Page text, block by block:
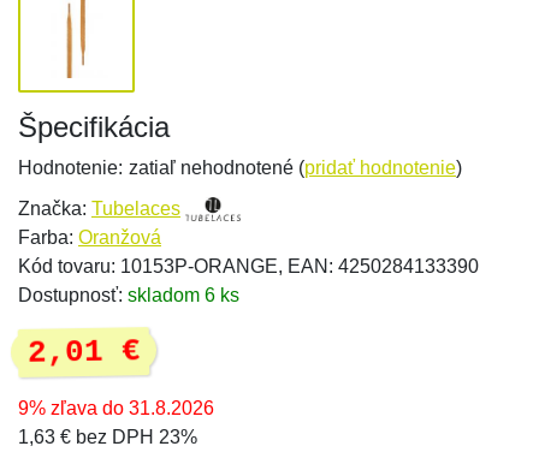
Špecifikácia
Hodnotenie: zatiaľ nehodnotené (pridať hodnotenie)
Značka: Tubelaces
Farba: Oranžová
Kód tovaru: 10153P-ORANGE, EAN: 4250284133390
Dostupnosť: skladom 6 ks
2,01 €
9% zľava do 31.8.2026
1,63 € bez DPH 23%